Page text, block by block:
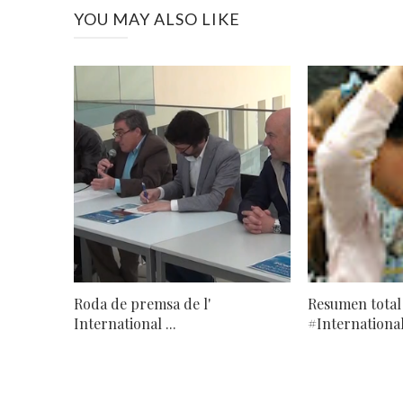
YOU MAY ALSO LIKE
Roda de premsa de l'
International ...
Resumen